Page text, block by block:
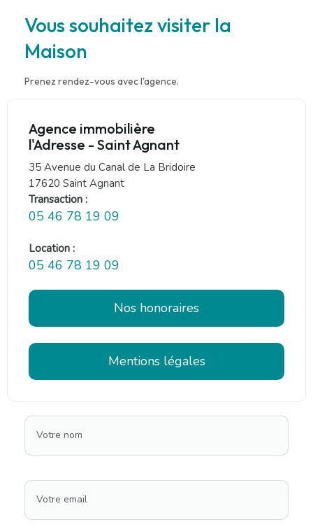
Vous souhaitez visiter la
Maison
Prenez rendez-vous avec l'agence.
Agence immobilière
l'Adresse - Saint Agnant
35 Avenue du Canal de La Bridoire
17620 Saint Agnant
Transaction :
05 46 78 19 09
Location :
05 46 78 19 09
Nos honoraires
Mentions légales
Votre nom
Votre email